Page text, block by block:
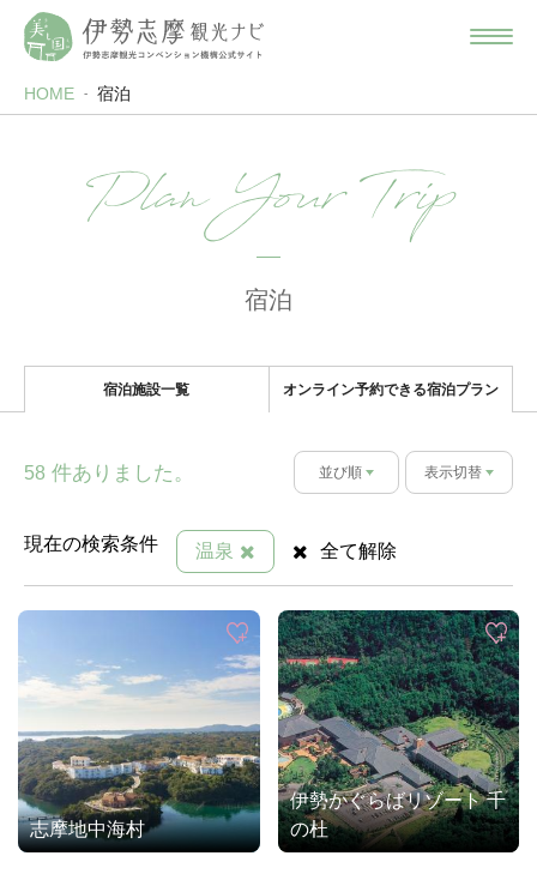
HOME 宿泊
Plan Your Trip
宿泊
宿泊施設一覧 オンライン予約できる宿泊プラン
58 件ありました。 並び順 表示切替
現在の検索条件 温泉 全て解除
志摩地中海村
伊勢かぐらばリゾート 千
の杜